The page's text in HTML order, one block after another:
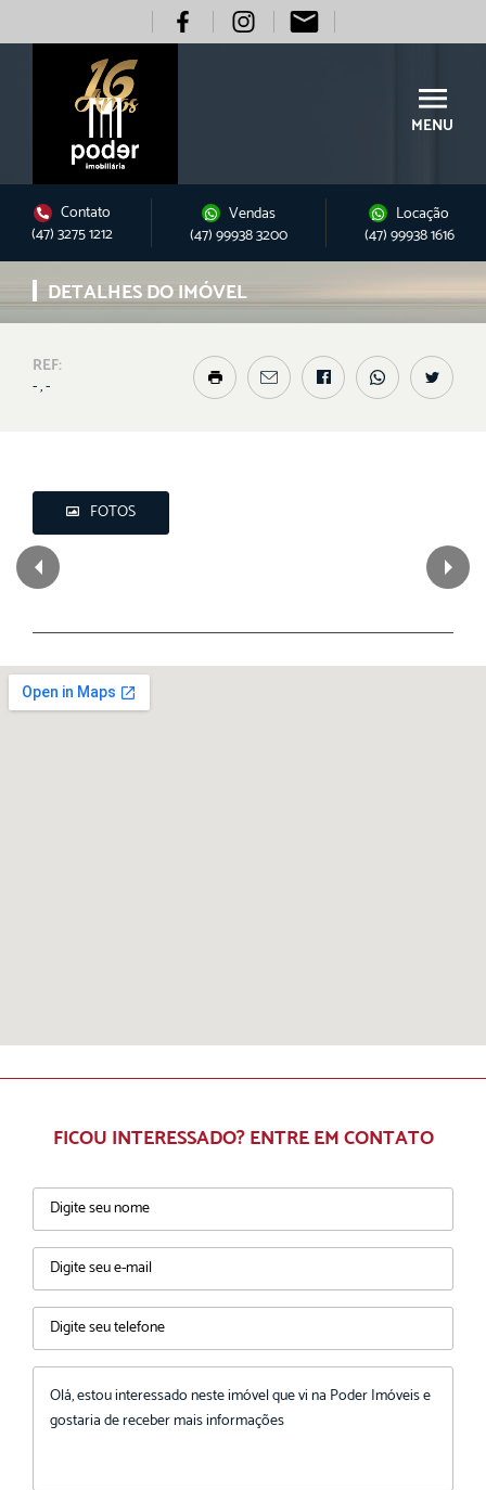
MENU
Contato
(47) 3275 1212
Vendas
(47) 99938 3200
Locação
(47) 99938 1616
DETALHES DO IMÓVEL
REF:
- , -
FOTOS
FICOU INTERESSADO? ENTRE EM CONTATO